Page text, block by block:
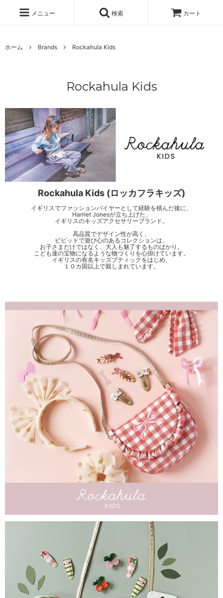
メニュー 検索 カート
ホーム Brands Rockahula Kids
Rockahula Kids
Rockahula Kids (ロッカフラキッズ)
イギリスでファッションバイヤーとして経験を積んだ後に、
Harriet Jonesが立ち上げた、
イギリスのキッズアクセサリーブランド。
高品質でデザイン性が高く、
ビビッドで遊び心のあるコレクションは、
お子さまだけではなく、大人も魅了するものばかり。
こども達の宝物になるような物づくりを心掛けています。
イギリスの有名キッズブティックをはじめ、
１０カ国以上で親しまれています。